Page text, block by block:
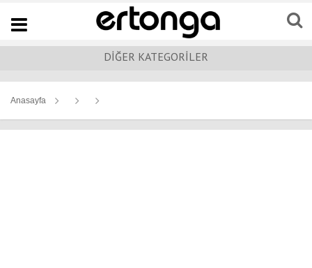
Navigation
DİĞER KATEGORİLER
Anasayfa